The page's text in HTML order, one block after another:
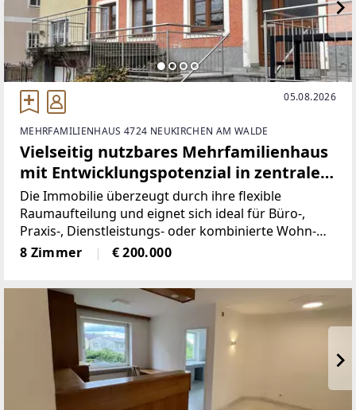
05.08.2026
MEHRFAMILIENHAUS 4724 NEUKIRCHEN AM WALDE
Vielseitig nutzbares Mehrfamilienhaus
mit Entwicklungspotenzial in zentraler
Lage!
Die Immobilie überzeugt durch ihre flexible
Raumaufteilung und eignet sich ideal für Büro-,
Praxis-, Dienstleistungs- oder kombinierte Wohn-
und Arbeitskonzepte. Das Entwicklungspotenzial
macht das Objekt besonders interessant für Käufer
8 Zimmer € 200.000